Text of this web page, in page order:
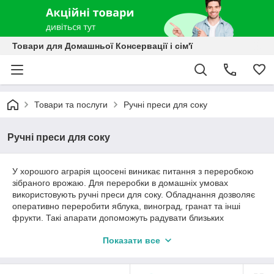
Товари для Домашньої Консервації і сім'ї
Товари та послуги Ручні преси для соку
Ручні преси для соку
У хорошого аграрія щоосені виникає питання з переробкою
зібраного врожаю. Для переробки в домашніх умовах
використовують ручні преси для соку. Обладнання дозволяє
оперативно переробити яблука, виноград, гранат та інші
фрукти. Такі апарати допоможуть радувати близьких
Гвинтові преси для віджиму соку в
Показати все